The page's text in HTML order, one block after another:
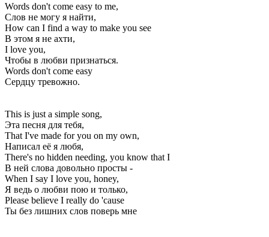
Words don't come easy to me,
Слов не могу я найти,
How can I find a way to make you see
В этом я не ахти,
I love you,
Чтобы в любви признаться.
Words don't come easy
Сердцу тревожно.
This is just a simple song,
Эта песня для тебя,
That I've made for you on my own,
Написал её я любя,
There's no hidden needing, you know that I
В ней слова довольно просты -
When I say I love you, honey,
Я ведь о любви пою и только,
Please believe I really do 'cause
Ты без лишних слов поверь мне